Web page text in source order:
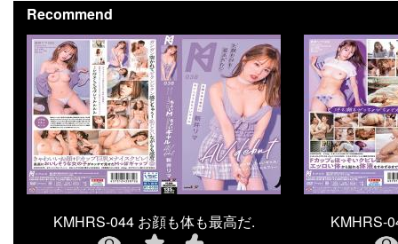
Recommend
KMHRS-044 お顔も体も最高だ. KMHRS-